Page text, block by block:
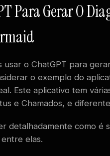
Para Gerar O
o ChatGPT para
o exemplo do
Este aplicativo tem
e Chamados, e
detalhadamente como é
elas.